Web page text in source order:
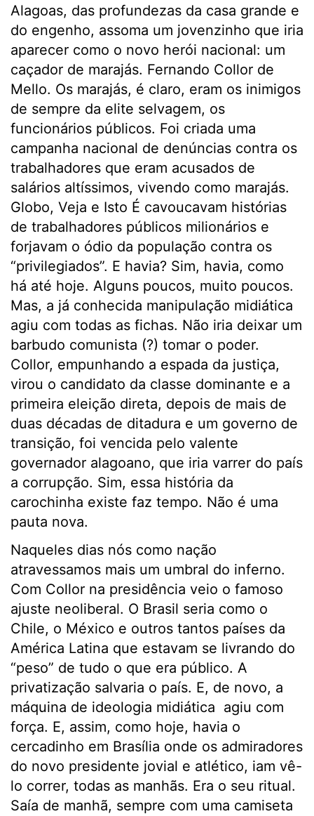
Alagoas, das profundezas da casa grande e
do engenho, assoma um jovenzinho que iria
aparecer como o novo herói nacional: um
caçador de marajás. Fernando Collor de
Mello. Os marajás, é claro, eram os inimigos
de sempre da elite selvagem, os
funcionários públicos. Foi criada uma
campanha nacional de denúncias contra os
trabalhadores que eram acusados de
salários altíssimos, vivendo como marajás.
Globo, Veja e Isto É cavoucavam histórias
de trabalhadores públicos milionários e
forjavam o ódio da população contra os
“privilegiados”. E havia? Sim, havia, como
há até hoje. Alguns poucos, muito poucos.
Mas, a já conhecida manipulação midiática
agiu com todas as fichas. Não iria deixar um
barbudo comunista (?) tomar o poder.
Collor, empunhando a espada da justiça,
virou o candidato da classe dominante e a
primeira eleição direta, depois de mais de
duas décadas de ditadura e um governo de
transição, foi vencida pelo valente
governador alagoano, que iria varrer do país
a corrupção. Sim, essa história da
carochinha existe faz tempo. Não é uma
pauta nova.
Naqueles dias nós como nação
atravessamos mais um umbral do inferno.
Com Collor na presidência veio o famoso
ajuste neoliberal. O Brasil seria como o
Chile, o México e outros tantos países da
América Latina que estavam se livrando do
“peso” de tudo o que era público. A
privatização salvaria o país. E, de novo, a
máquina de ideologia midiática agiu com
força. E, assim, como hoje, havia o
cercadinho em Brasília onde os admiradores
do novo presidente jovial e atlético, iam vê-
lo correr, todas as manhãs. Era o seu ritual.
Saía de manhã, sempre com uma camiseta